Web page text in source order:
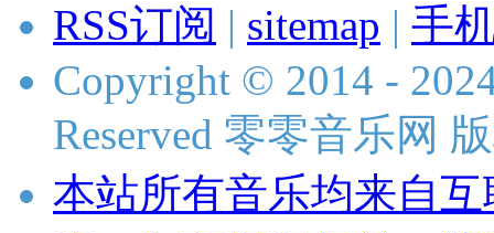
RSS订阅 | sitemap | 手
Copyright © 2014 -
Reserved 零零音乐网
本站所有音乐均来自